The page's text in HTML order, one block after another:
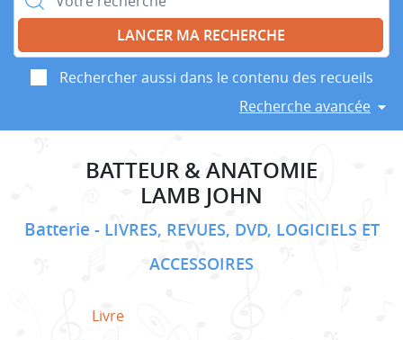
Rechercher aussi dans le contenu des recueils
Recherche avancée
BATTEUR & ANATOMIE
LAMB JOHN
Batterie
LIVRES, REVUES, DVD, LOGICIELS ET
ACCESSOIRES
Livre